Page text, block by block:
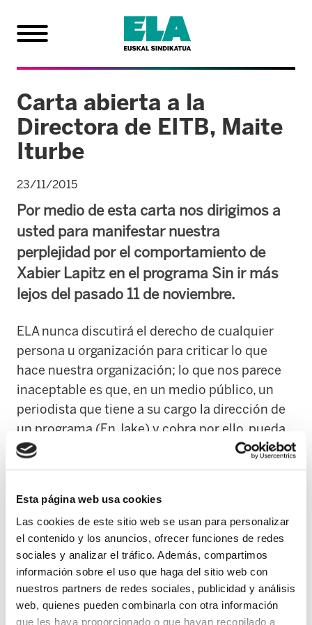
Esta página web usa cookies
Las cookies de este sitio web se usan para personalizar
el contenido y los anuncios, ofrecer funciones de redes
sociales y analizar el tráfico. Además, compartimos
información sobre el uso que haga del sitio web con
nuestros partners de redes sociales, publicidad y análisis
web, quienes pueden combinarla con otra información
que les haya proporcionado o que hayan recopilado a
Carta abierta a la
Directora de EITB, Maite
Iturbe
23/11/2015
Por medio de esta carta nos dirigimos a
usted para manifestar nuestra
perplejidad por el comportamiento de
Xabier Lapitz en el programa Sin ir más
lejos del pasado 11 de noviembre.
ELA nunca discutirá el derecho de cualquier
persona u organización para criticar lo que
hace nuestra organización; lo que nos parece
inaceptable es que, en un medio público, un
periodista que tiene a su cargo la dirección de
un programa (En Jake) y cobra por ello, pueda
ser, mientras desarrolla esa labor, tertuliano en
otros programas del mismo medio público
Nos llama enormemente la atención la
frivolidad con la que Lapitz trata los temas que
afectan a nuestra organización; sin rigor, con
prejuicios constantes contra el movimiento
sindical y mostrando su posicionamiento
favorable al Gobierno que le ha contratado.